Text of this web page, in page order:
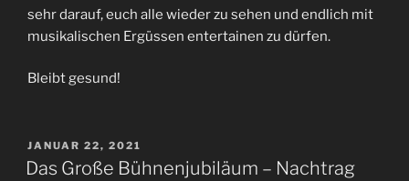
sehr darauf, euch alle wieder zu sehen und endlich mit
musikalischen Ergüssen entertainen zu dürfen.
Bleibt gesund!
VERÖFFENTLICHT
AM
JANUAR 22, 2021
Das Große Bühnenjubiläum – Nachtrag